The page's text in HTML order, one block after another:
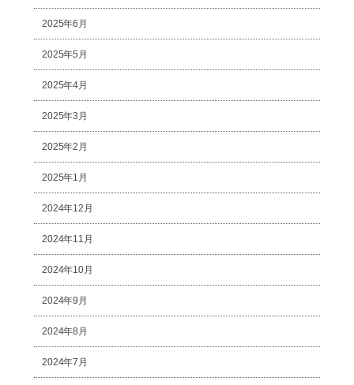
2025年6月
2025年5月
2025年4月
2025年3月
2025年2月
2025年1月
2024年12月
2024年11月
2024年10月
2024年9月
2024年8月
2024年7月